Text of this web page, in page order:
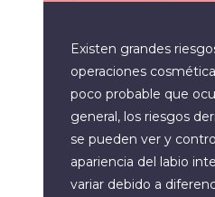
Existen grandes
operaciones
poco probable que
general, los riesgos
se pueden ver y
apariencia del labio
variar debido a